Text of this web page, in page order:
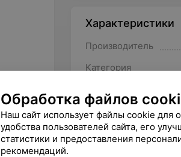
Характеристики
Производитель
Категория
Обработка файлов
Наш сайт использует файлы cookie для
удобства пользователей сайта, его
статистики и предоставления
рекомендаций.